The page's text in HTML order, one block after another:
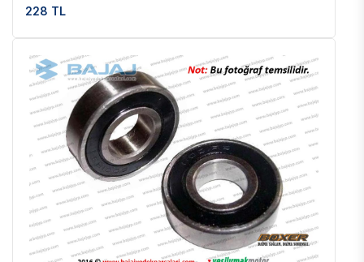
228 TL
İncele Favoriler